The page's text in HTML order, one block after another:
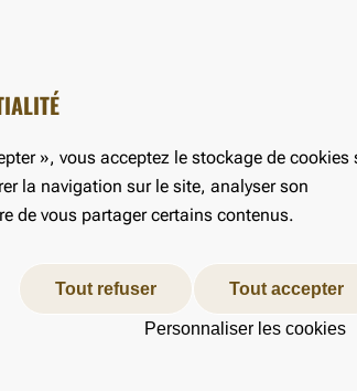
Traitement des données
», vous acceptez le stockage de cookies
la navigation sur le site, analyser son
de vous partager certains contenus.
Tout refuser Tout accepter
Personnaliser les cookies